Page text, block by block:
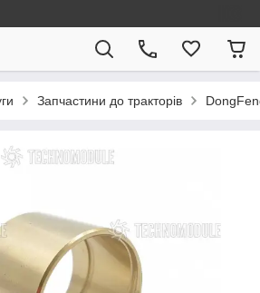
Запчастини до тракторів